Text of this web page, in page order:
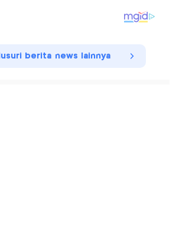
berita news lainnya